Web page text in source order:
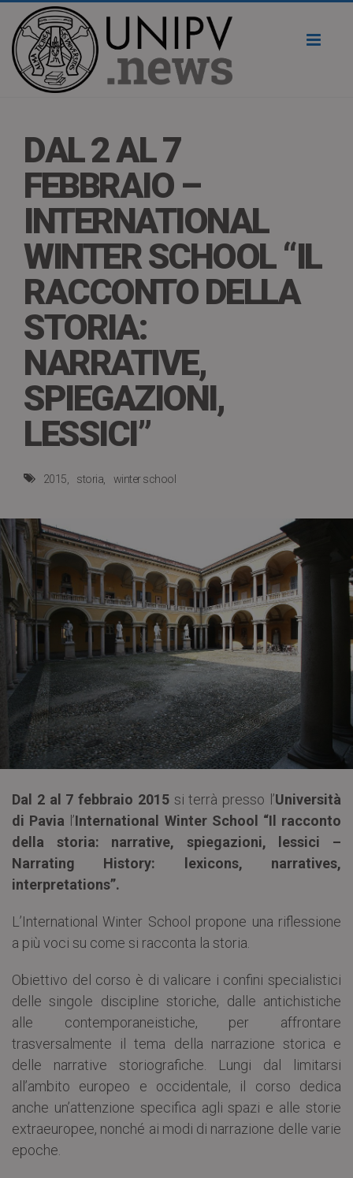
DAL 2 AL 7
FEBBRAIO –
INTERNATIONAL
WINTER SCHOOL “IL
RACCONTO DELLA
STORIA:
NARRATIVE,
SPIEGAZIONI,
LESSICI”
2015 storia winter school
Dal 2 al 7 febbraio 2015si terrà presso l’Università
di Pavia l’International Winter School “Il racconto
della storia: narrative, spiegazioni, lessici –
Narrating History: lexicons, narratives,
interpretations”.
L’International Winter School propone una riflessione
a più voci su come si racconta la storia.
Obiettivo del corso è di valicare i confini specialistici
delle singole discipline storiche, dalle antichistiche
alle contemporaneistiche, per affrontare
trasversalmente il tema della narrazione storica e
delle narrative storiografiche. Lungi dal limitarsi
all’ambito europeo e occidentale, il corso dedica
anche un’attenzione specifica agli spazi e alle storie
extraeuropee, nonché ai modi di narrazione delle varie
epoche.